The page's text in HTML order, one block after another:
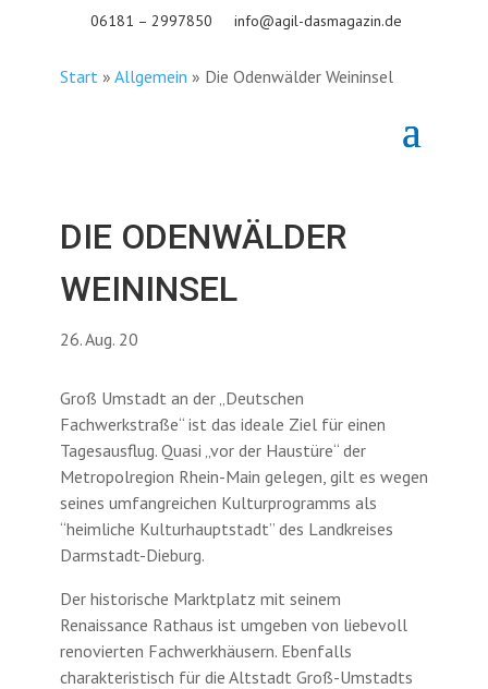
06181 – 2997850 info@agil-dasmagazin.de
Start» Allgemein » Die Odenwälder Weininsel
DIE ODENWÄLDER
WEININSEL
26. Aug. 20
Groß Umstadt an der „Deutschen
Fachwerkstraße“ ist das ideale Ziel für einen
Tagesausflug. Quasi „vor der Haustüre“ der
Metropolregion Rhein-Main gelegen, gilt es wegen
seines umfangreichen Kulturprogramms als
“heimliche Kulturhauptstadt” des Landkreises
Darmstadt-Dieburg.
Der historische Marktplatz mit seinem
Renaissance Rathaus ist umgeben von liebevoll
renovierten Fachwerkhäusern. Ebenfalls
charakteristisch für die Altstadt Groß-Umstadts